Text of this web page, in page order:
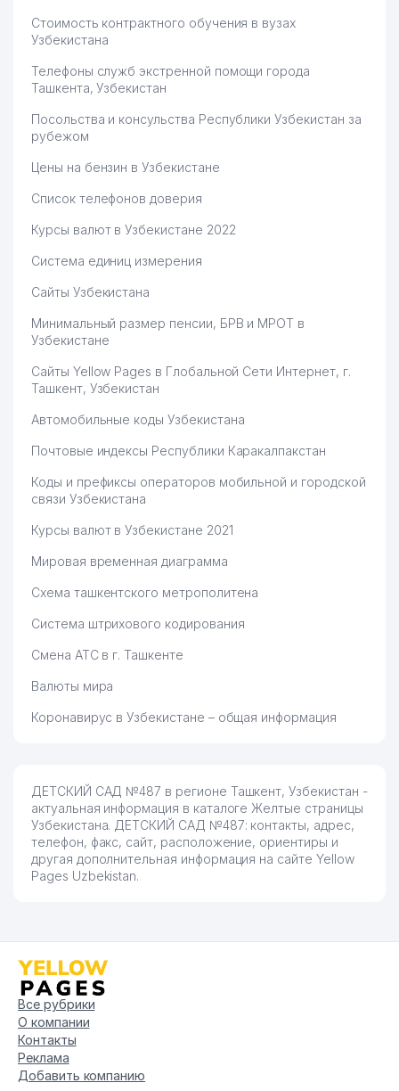
Стоимость контрактного обучения в вузах
Узбекистана
Телефоны служб экстренной помощи города
Ташкента, Узбекистан
Посольства и консульства Республики Узбекистан за
рубежом
Цены на бензин в Узбекистане
Список телефонов доверия
Курсы валют в Узбекистане 2022
Система единиц измерения
Сайты Узбекистана
Минимальный размер пенсии, БРВ и МРОТ в
Узбекистане
Сайты Yellow Pages в Глобальной Сети Интернет, г.
Ташкент, Узбекистан
Автомобильные коды Узбекистана
Почтовые индексы Республики Каракалпакстан
Коды и префиксы операторов мобильной и городской
связи Узбекистана
Курсы валют в Узбекистане 2021
Мировая временная диаграмма
Схема ташкентского метрополитена
Система штрихового кодирования
Смена АТС в г. Ташкенте
Валюты мира
Коронавирус в Узбекистане – общая информация
ДЕТСКИЙ САД №487 в регионе Ташкент, Узбекистан -
актуальная информация в каталоге Желтые страницы
Узбекистана. ДЕТСКИЙ САД №487: контакты, адрес,
телефон, факс, сайт, расположение, ориентиры и
другая дополнительная информация на сайте Yellow
Pages Uzbekistan.
Все рубрики
О компании
Контакты
Реклама
Добавить компанию